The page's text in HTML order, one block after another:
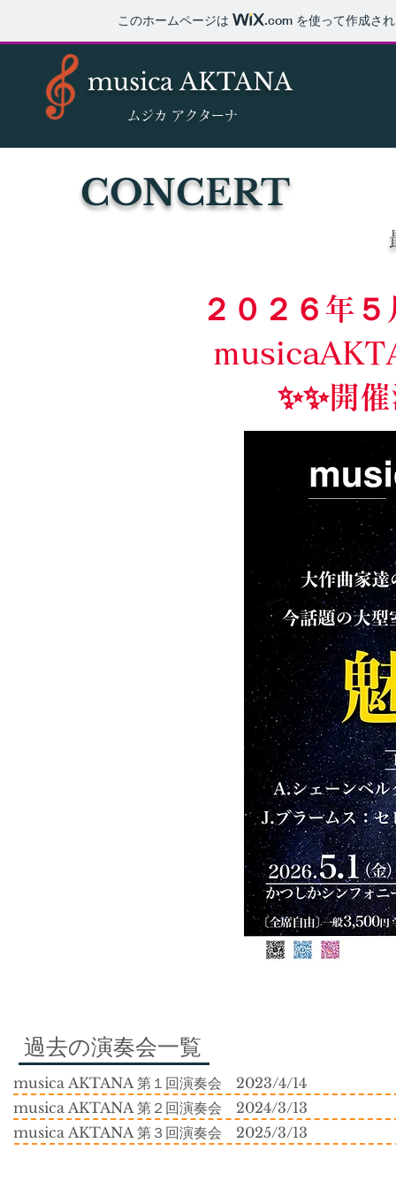
このホームページは .com を使って作成さ
musica AKTANA
​ムジカ アクターナ
CONCERT
２０２６年
✨️✨️開
​過去の演奏会一覧
musica AKTANA 第１回演奏会
2023/4/14
musica AKTANA 第２回演奏会
2024/3/13
musica AKTANA 第３回演奏会 2025/3/13